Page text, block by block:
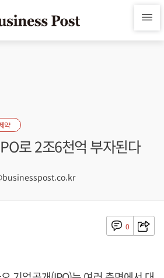
약
로 2조6천억 부자된다
0